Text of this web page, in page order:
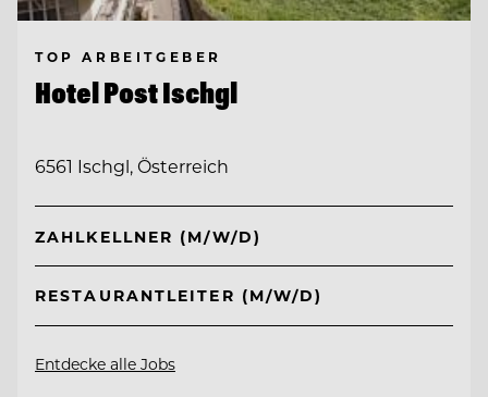
TOP ARBEITGEBER
Hotel Post Ischgl
6561 Ischgl, Österreich
ZAHLKELLNER (M/W/D)
RESTAURANTLEITER (M/W/D)
Entdecke alle Jobs